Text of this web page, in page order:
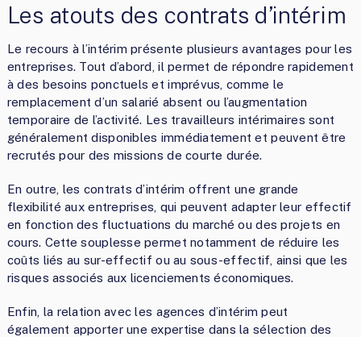
Les atouts des contrats d’intérim
Le recours à l’intérim présente plusieurs avantages pour les
entreprises. Tout d’abord, il permet de répondre rapidement
à des besoins ponctuels et imprévus, comme le
remplacement d’un salarié absent ou l’augmentation
temporaire de l’activité. Les travailleurs intérimaires sont
généralement disponibles immédiatement et peuvent être
recrutés pour des missions de courte durée.
En outre, les contrats d’intérim offrent une grande
flexibilité aux entreprises, qui peuvent adapter leur effectif
en fonction des fluctuations du marché ou des projets en
cours. Cette souplesse permet notamment de réduire les
coûts liés au sur-effectif ou au sous-effectif, ainsi que les
risques associés aux licenciements économiques.
Enfin, la relation avec les agences d’intérim peut
également apporter une expertise dans la sélection des